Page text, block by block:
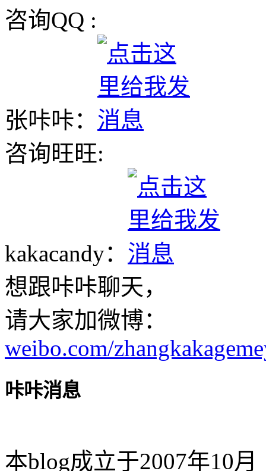
咨询QQ :
张咔咔：
咨询旺旺:
kakacandy：
想跟咔咔聊天，
请大家加微博：
weibo.com/
咔咔消息
本blog成立于2007年10月